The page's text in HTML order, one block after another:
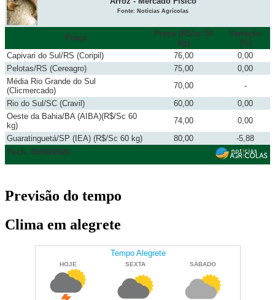
Fonte: Notícias Agrícolas
Praça
Preço (R$/sc 50
kg)
Variação
(%)
Capivari do Sul/RS (Coripil)
76,00
0,00
Pelotas/RS (Cereagro)
75,00
0,00
Média Rio Grande do Sul
(Clicmercado)
70,00
-
Rio do Sul/SC (Cravil)
60,00
0,00
Oeste da Bahia/BA (AIBA)(R$/Sc 60
kg)
74,00
0,00
Guaratinguetá/SP (IEA) (R$/Sc 60 kg)
80,00
-5,88
Fech. 05/08/2026
Previsão do tempo
Clima em alegrete